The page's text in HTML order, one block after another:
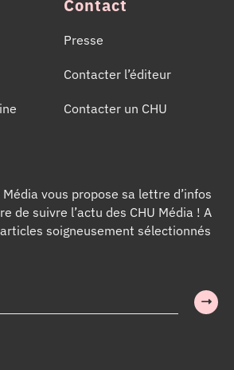
Contact
Presse
Contacter l’éditeur
Contacter un CHU
Média vous propose sa lettre d’infos
de suivre l’actu des CHU Média ! A
soigneusement sélectionnés